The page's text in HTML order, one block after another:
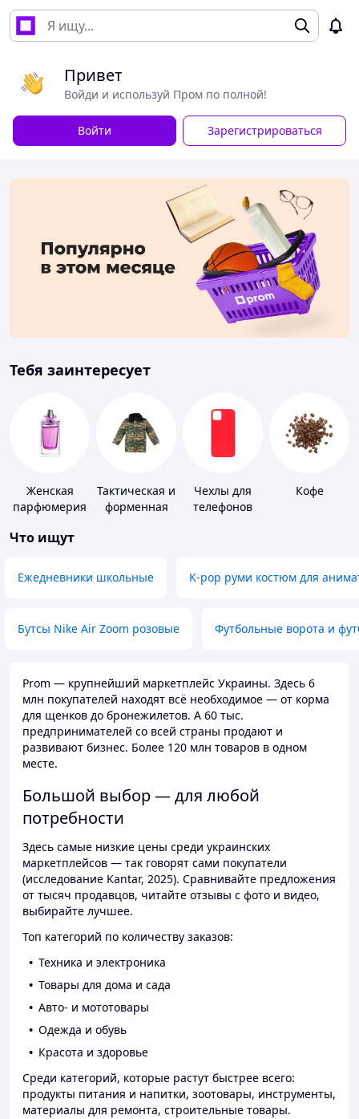
Привет
Войди и используй Пром по полной!
Войти Зарегистрироваться
Тебя заинтересует
Женская
парфюмерия
Тактическая и
форменная
Чехлы для
телефонов
Кофе
Что ищут
Ежедневники школьные K-pop руми костюм для
Бутсы Nike Air Zoom розовые Футбольные ворота и
Prom — крупнейший маркетплейс Украины. Здесь 6
млн покупателей находят всё необходимое — от корма
для щенков до бронежилетов. А 60 тыс.
предпринимателей со всей страны продают и
развивают бизнес. Более 120 млн товаров в одном
месте.
Большой выбор — для любой
потребности
Здесь самые низкие цены среди украинских
маркетплейсов — так говорят сами покупатели
(исследование Kantar, 2025). Сравнивайте предложения
от тысяч продавцов, читайте отзывы с фото и видео,
выбирайте лучшее.
Топ категорий по количеству заказов:
Техника и электроника
Товары для дома и сада
Авто- и мототовары
Одежда и обувь
Красота и здоровье
Среди категорий, которые растут быстрее всего:
продукты питания и напитки, зоотовары, инструменты,
материалы для ремонта, строительные товары.